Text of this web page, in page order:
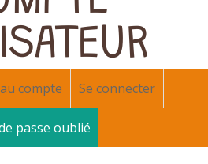
compte Se connecter
passe oublié